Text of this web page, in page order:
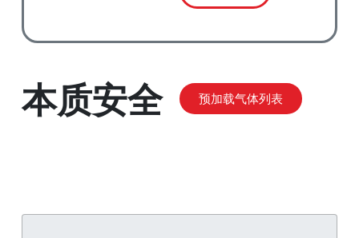
本质安全 预加载气体列表